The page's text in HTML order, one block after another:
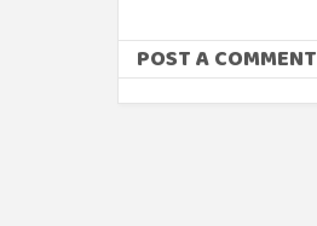
POST A COMMENT